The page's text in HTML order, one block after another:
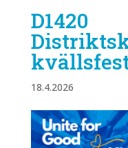
D1420
18.4.2026